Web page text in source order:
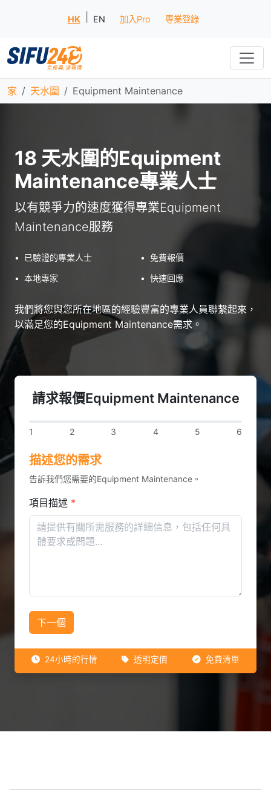
HK EN 加入Pro 專業登錄
家 天水圍 Equipment Maintenance
18 天水圍的Equipment
Maintenance專業人士
以有競爭力的速度獲得專業Equipment
Maintenance服務
• 已驗證的專業人士 • 免費報價
• 本地專家 • 快速回應
我們將您與您所在地區的經驗豐富的專業人員聯繫起來，
以滿足您的Equipment Maintenance需求。
請求報價Equipment Maintenance
1 2 3 4 5 6
描述您的需求
告訴我們您需要的Equipment Maintenance。
項目描述 *
下一個
24小時的行情 透明定價 免費清單